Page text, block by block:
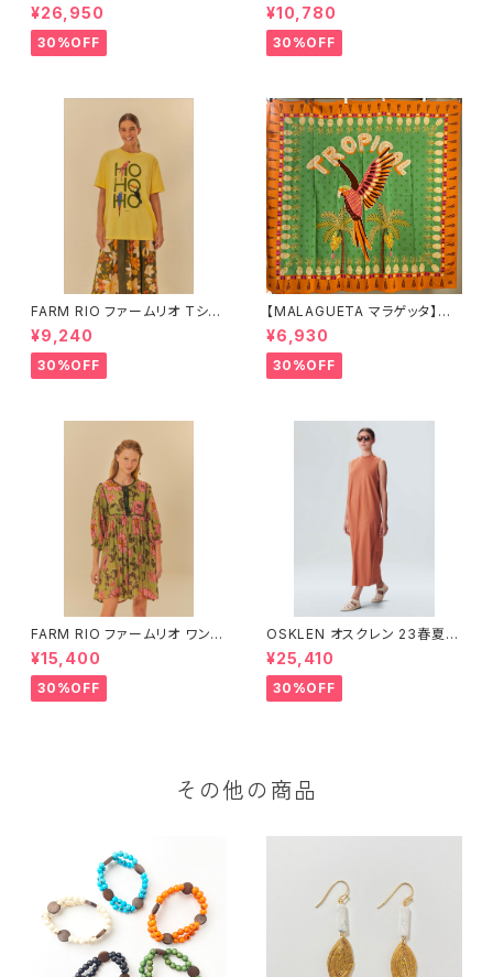
ボトムス 1045-69665
¥26,950
30%OFF
ップス 1027-67292
¥10,780
30%OFF
FARM RIO ファームリオ Tシャ
ツ HOHOHO
¥9,240
30%OFF
【MALAGUETA マラゲッタ】カ
ンガ TROPICAL
¥6,930
30%OFF
FARM RIO ファームリオ ワンピ
ース Aurora Floral
¥15,400
30%OFF
OSKLEN オスクレン 23春夏
ワンピース 1088-67330
¥25,410
30%OFF
その他の商品